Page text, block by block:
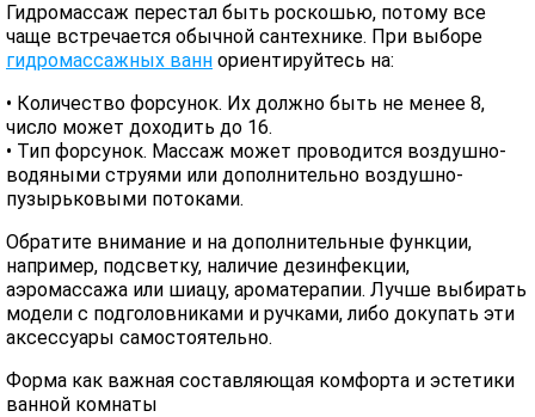
Гидромассаж перестал быть роскошью, потому все
чаще встречается обычной сантехнике. При выборе
гидромассажных ванн ориентируйтесь на:
• Количество форсунок. Их должно быть не менее 8,
число может доходить до 16.
• Тип форсунок. Массаж может проводится воздушно-
водяными струями или дополнительно воздушно-
пузырьковыми потоками.
Обратите внимание и на дополнительные функции,
например, подсветку, наличие дезинфекции,
аэромассажа или шиацу, ароматерапии. Лучше выбирать
модели с подголовниками и ручками, либо докупать эти
аксессуары самостоятельно.
Форма как важная составляющая комфорта и эстетики
ванной комнаты